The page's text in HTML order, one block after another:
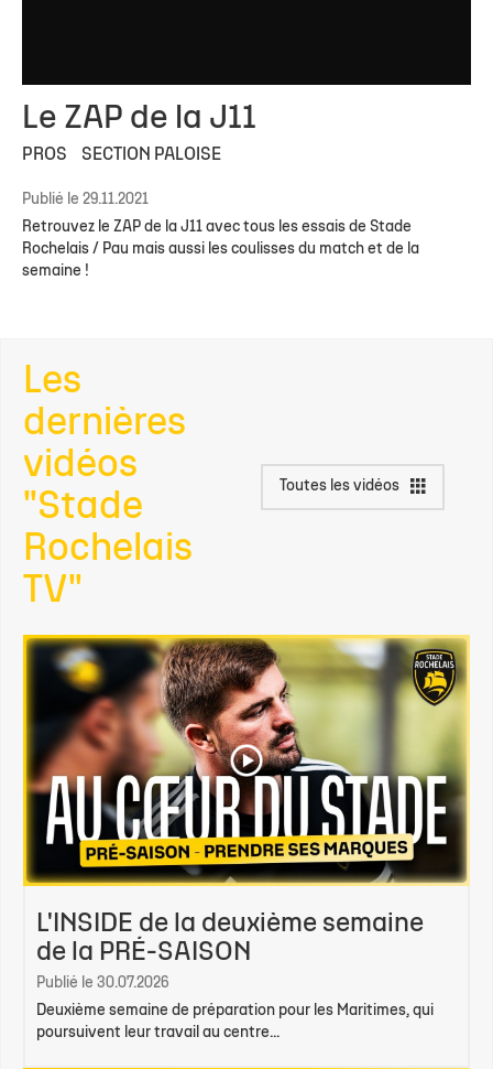
Le ZAP de la J11
PROS SECTION PALOISE
Publié le 29.11.2021
Retrouvez le ZAP de la J11 avec tous les essais de Stade
Rochelais / Pau mais aussi les coulisses du match et de la
semaine !
Les
dernières
vidéos
"Stade
Rochelais
TV"
Toutes les vidéos
L'INSIDE de la deuxième semaine
de la PRÉ-SAISON
Publié le 30.07.2026
Deuxième semaine de préparation pour les Maritimes, qui
poursuivent leur travail au centre...